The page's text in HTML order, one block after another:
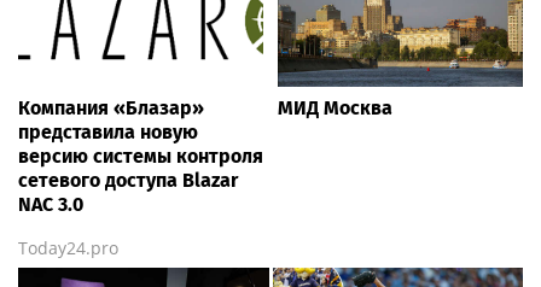
Компания «Блазар»
представила новую
версию системы контроля
сетевого доступа Blazar
NAC 3.0
МИД Москва
Today24.pro